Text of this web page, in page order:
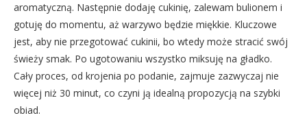
aromatyczną. Następnie dodaję cukinię, zalewam bulionem i
gotuję do momentu, aż warzywo będzie miękkie. Kluczowe
jest, aby nie przegotować cukinii, bo wtedy może stracić swój
świeży smak. Po ugotowaniu wszystko miksuję na gładko.
Cały proces, od krojenia po podanie, zajmuje zazwyczaj nie
więcej niż 30 minut, co czyni ją idealną propozycją na szybki
obiad.